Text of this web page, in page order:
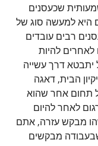
שכעסנים
היא למעשה סוג של
רבים עובדים
לאחרים להיות
יתבטא דרך עשייה
הבית, דאגה
תחום אחר שהוא
לאחר להיום
מבקש עזרה, אתם
מבקשים